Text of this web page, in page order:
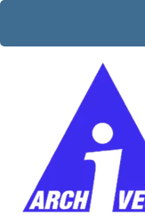
Aller
contenu